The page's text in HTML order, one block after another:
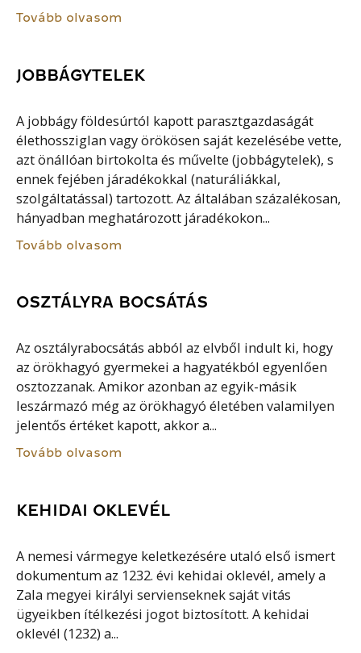
Tovább olvasom
JOBBÁGYTELEK
A jobbágy földesúrtól kapott parasztgazdaságát
élethossziglan vagy örökösen saját kezelésébe vette,
azt önállóan birtokolta és művelte (jobbágytelek), s
ennek fejében járadékokkal (naturáliákkal,
szolgáltatással) tartozott. Az általában százalékosan,
hányadban meghatározott járadékokon...
Tovább olvasom
OSZTÁLYRA BOCSÁTÁS
Az osztályrabocsátás abból az elvből indult ki, hogy
az örökhagyó gyermekei a hagyatékból egyenlően
osztozzanak. Amikor azonban az egyik-másik
leszármazó még az örökhagyó életében valamilyen
jelentős értéket kapott, akkor a...
Tovább olvasom
KEHIDAI OKLEVÉL
A nemesi vármegye keletkezésére utaló első ismert
dokumentum az 1232. évi kehidai oklevél, amely a
Zala megyei királyi servienseknek saját vitás
ügyeikben ítélkezési jogot biztosított. A kehidai
oklevél (1232) a...